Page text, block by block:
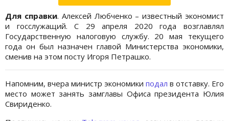
Для справки. Алексей Любченко – известный экономист
и госслужащий. С 29 апреля 2020 года возглавлял
Государственную налоговую службу. 20 мая текущего
года он был назначен главой Министерства экономики,
сменив на этом посту Игоря Петрашко.
Напомним, вчера министр экономики подал в отставку. Его
место может занять замглавы Офиса президента Юлия
Свириденко.